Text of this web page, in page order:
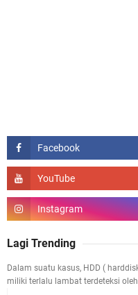
Lagi Trending
Dalam suatu kasus, HDD (
miliki terlalu lambat terdeteksi